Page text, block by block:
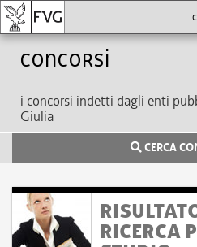
Concorsi
i concorsi indetti dagli enti
Giulia
CERCA
RICERCA